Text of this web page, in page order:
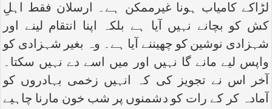
لڑاکے کامیاب ہونا غیرممکن ہے۔ ارسلان فقط اہلِ
کش کو بچانے نہیں آیا ہے بلکہ اپنا انتقام لینے اور
شہزادی نوشین کو چھیننے آیا ہے۔ وہ بغیر شہزادی کو
واپس لیے مانے گا نہیں اور میں اسے دے نہیں سکتا۔
آخر اس نے تجویز کی کہ انہیں زخمی بہادروں کو
آمادہ کر کے رات کو دشمنوں پر شب خون مارنا چاہیے